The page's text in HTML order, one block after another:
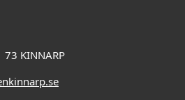
KINNARP